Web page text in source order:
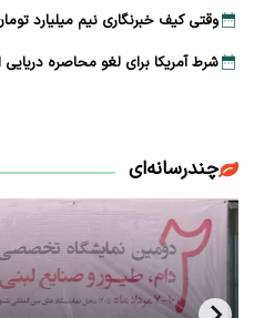
وقتی کیف خبرنگاری نیم میلیارد
شرط آمریکا برای لغو محاصره دریایی
چندرسانه‌ای